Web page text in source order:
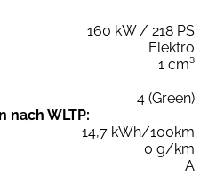
160 kW / 218 PS
Elektro
1 cm³
4 (Green)
nach WLTP:
14,7 kWh/100km
0 g/km
A